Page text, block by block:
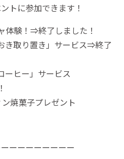
トに参加できます！
体験！⇒終了しました！
き取り置き」サービス⇒終了
ーヒー」サービス
焼菓子プレゼント
ーーーーーーーー